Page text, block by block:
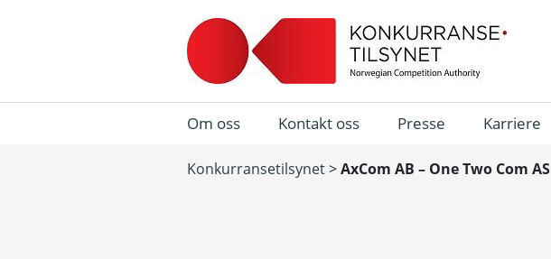
Om oss Kontakt oss Presse Karriere
Konkurransetilsynet>AxCom AB – One Two Com AS